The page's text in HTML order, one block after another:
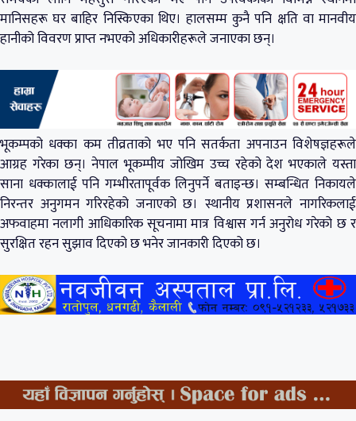
मानिसहरू घर बाहिर निस्किएका थिए। हालसम्म कुनै पनि क्षति वा मानवीय
हानीको विवरण प्राप्त नभएको अधिकारीहरूले जनाएका छन्।
भूकम्पको धक्का कम तीव्रताको भए पनि सतर्कता अपनाउन विशेषज्ञहरूले
आग्रह गरेका छन्। नेपाल भूकम्पीय जोखिम उच्च रहेको देश भएकाले यस्ता
साना धक्कालाई पनि गम्भीरतापूर्वक लिनुपर्ने बताइन्छ। सम्बन्धित निकायले
निरन्तर अनुगमन गरिरहेको जनाएको छ। स्थानीय प्रशासनले नागरिकलाई
अफवाहमा नलागी आधिकारिक सूचनामा मात्र विश्वास गर्न अनुरोध गरेको छ र
सुरक्षित रहन सुझाव दिएको छ भनेर जानकारी दिएको छ।